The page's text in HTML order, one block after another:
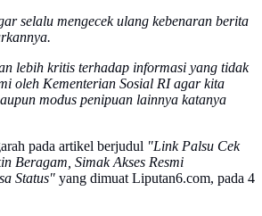
selalu mengecek ulang kebenaran berita
lebih kritis terhadap informasi yang tidak
oleh Kementerian Sosial RI agar kita
modus penipuan lainnya katanya
pada artikel berjudul "Link Palsu Cek
Beragam, Simak Akses Resmi
Status" yang dimuat Liputan6.com, pada 4